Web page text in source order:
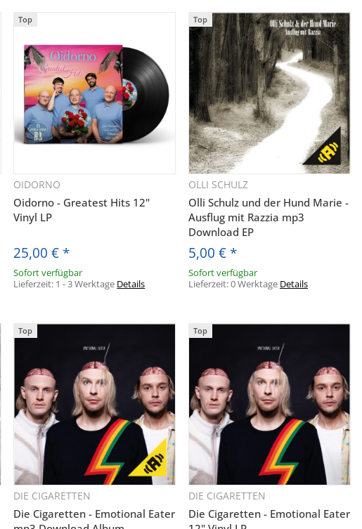
Top
OIDORNO
Oidorno - Greatest Hits 12"
Vinyl LP
25,00 € *
Sofort verfügbar
Lieferzeit: 1 - 3 Werktage Details
Top
Schnellkauf
OLLI SCHULZ
Olli Schulz und der Hund Marie -
Ausflug mit Razzia mp3
Download EP
5,00 € *
Sofort verfügbar
Lieferzeit:0 Werktage Details
Top
Schnellkauf
DIE CIGARETTEN
Die Cigaretten - Emotional Eater
Top
Schnellkauf
DIE CIGARETTEN
Die Cigaretten - Emotional Eater
meine E-Mail-